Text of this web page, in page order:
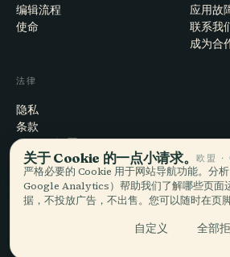
编辑流程
使命
应用故
联系我
成为合
法律
隐私
条款
Cookie 设置
注销账户
© 2026 Audiala · 制作于瑞士莫尔日，也在路上
EN · FR · DE · ES · IT · PT ·
关于 Cookie 的一点小请求。欧盟 ·
严格必要的 Cookie 用于网站导航功能。分
Google Analytics）帮助我们了解哪些页面
据，不投放广告，不出售。您可以随时在页脚
自定义 全部